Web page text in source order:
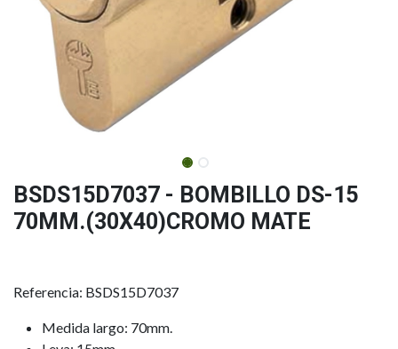
BSDS15D7037 - BOMBILLO DS-15
70MM.(30X40)CROMO MATE
Referencia: BSDS15D7037
Medida largo: 70mm.